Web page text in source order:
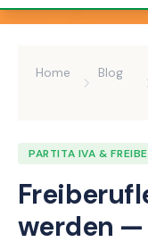
Home Blog
PARTITA IVA &
werden